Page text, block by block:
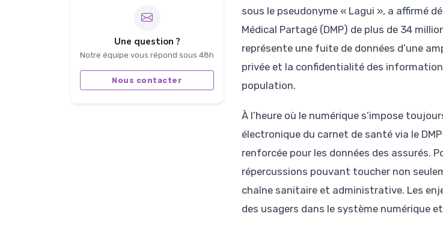
Une question ?
Notre équipe vous répond sous 48h
Nous contacter
sous le pseudonyme « Lagui », a affirmé
Médical Partagé (DMP) de plus de 34
représente une fuite de données d’une
privée et la confidentialité des
population.
À l’heure où le numérique s’impose
électronique du carnet de santé via le
renforcée pour les données des assurés.
répercussions pouvant toucher non
chaîne sanitaire et administrative. Les
des usagers dans le système numérique